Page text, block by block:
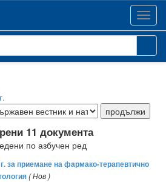
11 документа
по азбучен ред
за приемане на фармако-терапевтично
( Нов )